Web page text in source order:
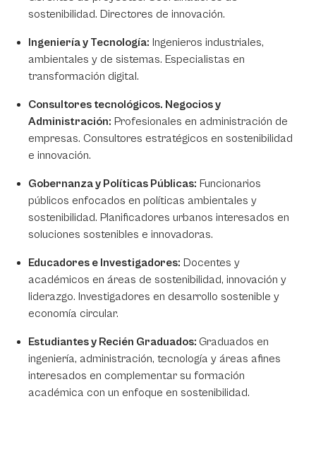
sostenibilidad. Directores de innovación.
Ingeniería y Tecnología: Ingenieros industriales,
ambientales y de sistemas. Especialistas en
transformación digital.
Consultores tecnológicos. Negocios y
Administración: Profesionales en administración de
empresas. Consultores estratégicos en sostenibilidad
e innovación.
Gobernanza y Políticas Públicas: Funcionarios
públicos enfocados en políticas ambientales y
sostenibilidad. Planificadores urbanos interesados en
soluciones sostenibles e innovadoras.
Educadores e Investigadores: Docentes y
académicos en áreas de sostenibilidad, innovación y
liderazgo. Investigadores en desarrollo sostenible y
economía circular.
Estudiantes y Recién Graduados: Graduados en
ingeniería, administración, tecnología y áreas afines
interesados en complementar su formación
académica con un enfoque en sostenibilidad.